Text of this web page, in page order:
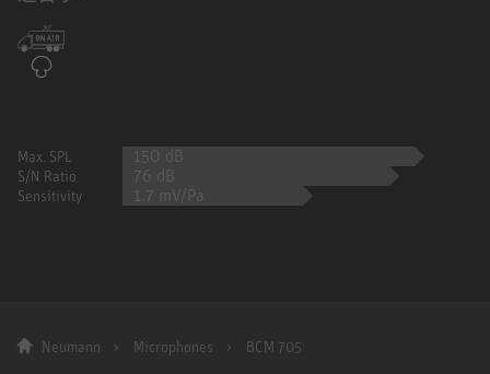
Max. SPL 150 dB
S/N Ratio 76 dB
Sensitivity 1.7 mV/Pa
Neumann Microphones BCM 705